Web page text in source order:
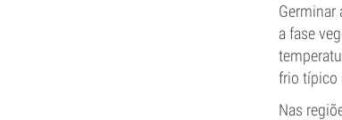
Germinar
a fase
frio típico
Nas